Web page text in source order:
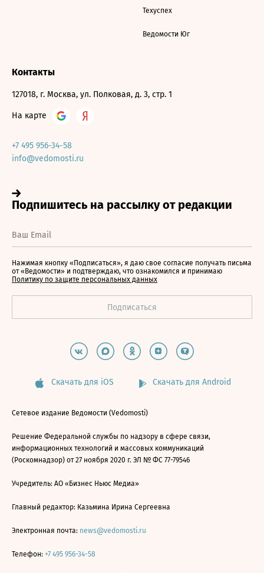
Техуспех
Ведомости Юг
Контакты
127018, г. Москва, ул. Полковая, д. 3, стр. 1
На карте
+7 495 956-34-58
info@vedomosti.ru
Нажимая кнопку «Подписаться», я даю свое согласие получать письма
от «Ведомости» и подтверждаю, что ознакомился и принимаю
Политику по защите персональных данных
Скачать для iOS Скачать для Android
Сетевое издание Ведомости (Vedomosti)
Решение Федеральной службы по надзору в сфере связи,
информационных технологий и массовых коммуникаций
(Роскомнадзор) от 27 ноября 2020 г. ЭЛ № ФС 77-79546
Учредитель: АО «Бизнес Ньюс Медиа»
Главный редактор: Казьмина Ирина Сергеевна
Электронная почта: news@vedomosti.ru
Телефон: +7 495 956-34-58